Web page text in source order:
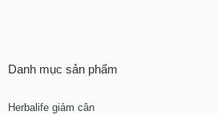
Danh mục sản phẩm
Herbalife giảm cân